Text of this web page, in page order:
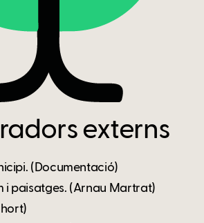
externs
(Documentació)
i paisatges. (Arnau Martrat)